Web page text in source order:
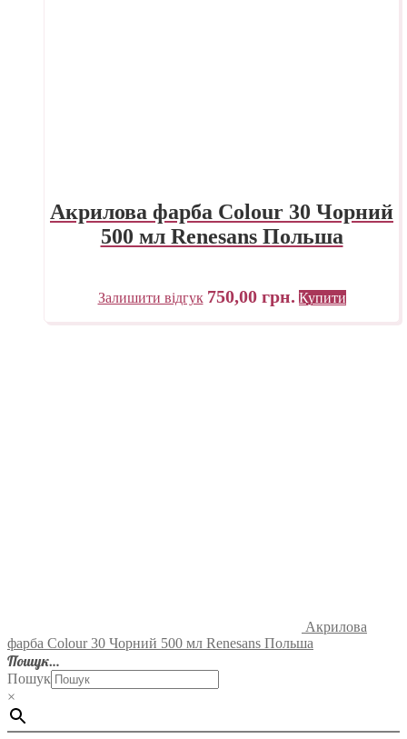
Акрилова фарба Colour 30 Чорний
500 мл Renesans Польша
Залишити відгук 750,00 грн. Купити
Акрилова
фарба Colour 30 Чорний 500 мл Renesans Польша
Пошук…
Пошук
×